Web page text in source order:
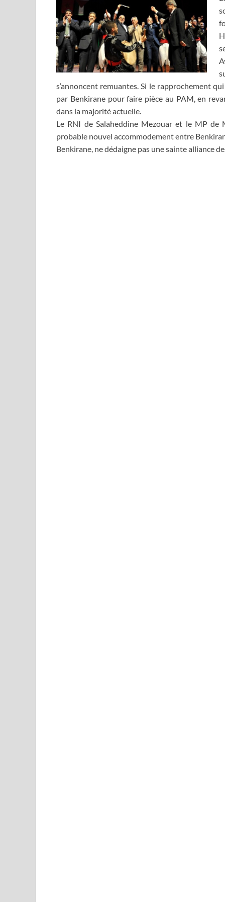
s’annoncent remuantes. Si le rapprochement
par Benkirane pour faire pièce au PAM, en
dans la majorité actuelle.
Le RNI de Salaheddine Mezouar et le MP
probable nouvel accommodement entre
Benkirane, ne dédaigne pas une sainte alliance